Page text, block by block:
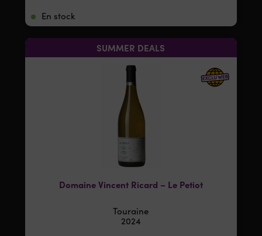
En stock
SUMMER DEALS
Domaine Vincent Ricard – Le Petiot
Touraine
2024